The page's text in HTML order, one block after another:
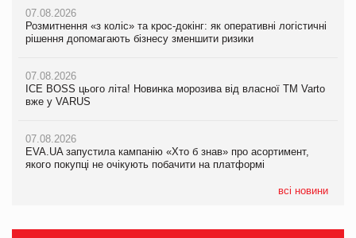
07.08.2026
Розмитнення «з коліс» та крос-докінг: як оперативні логістичні
рішення допомагають бізнесу зменшити ризики
07.08.2026
ICE BOSS цього літа! Новинка морозива від власної ТМ Varto
вже у VARUS
07.08.2026
EVA.UA запустила кампанію «Хто б знав» про асортимент,
якого покупці не очікують побачити на платформі
всі новини
07.08.2026
EVA.UA запустила кампанію «Хто б знав» про асортимент,
06.08.2026
Смачна новинка для хвостатих: у VARUS з’явилися паучі
05.08.2026
Мережа супермаркетів VARUS купує мережу магазинів
07.08.2026
Kraft Heinz скоротила збиток у першому півріччі
Продажі Hugo Boss впали на 9%